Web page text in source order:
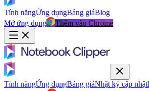
Tính năngỨng dụngBảng giáBlog
Mở ứng dụng
Thêm vào Chrome
Tính năngỨng dụngBảng giáNhật ký cập nhật